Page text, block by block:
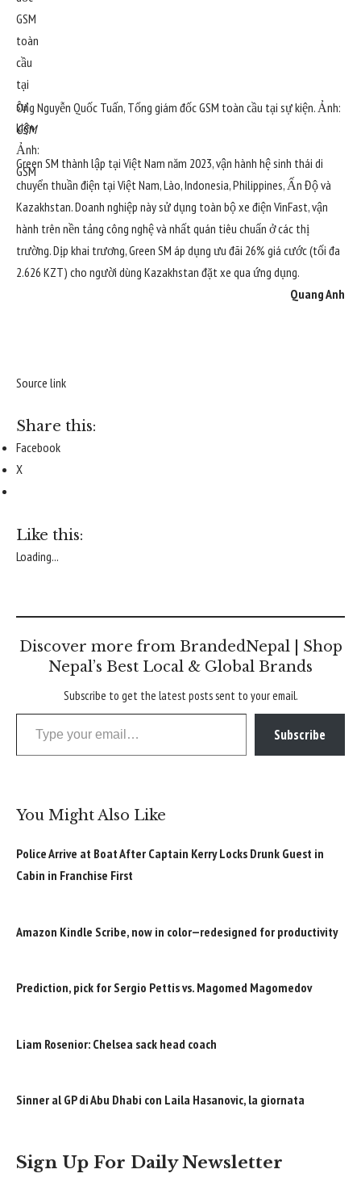
Ông Nguyễn Quốc Tuấn, Tổng giám đốc GSM toàn cầu tại sự kiện. Ảnh:
GSM
Green SM thành lập tại Việt Nam năm 2023, vận hành hệ sinh thái di
chuyển thuần điện tại Việt Nam, Lào, Indonesia, Philippines, Ấn Độ và
Kazakhstan. Doanh nghiệp này sử dụng toàn bộ xe điện VinFast, vận
hành trên nền tảng công nghệ và nhất quán tiêu chuẩn ở các thị
trường. Dịp khai trương, Green SM áp dụng ưu đãi 26% giá cước (tối đa
2.626 KZT) cho người dùng Kazakhstan đặt xe qua ứng dụng.
Quang Anh
Source link
Share this:
Facebook
X
Like this:
Loading...
Discover more from BrandedNepal | Shop
Nepal’s Best Local & Global Brands
Subscribe to get the latest posts sent to your email.
Type your email…
Subscribe
You Might Also Like
Police Arrive at Boat After Captain Kerry Locks Drunk Guest in
Cabin in Franchise First
Amazon Kindle Scribe, now in color—redesigned for productivity
Prediction, pick for Sergio Pettis vs. Magomed Magomedov
Liam Rosenior: Chelsea sack head coach
Sinner al GP di Abu Dhabi con Laila Hasanovic, la giornata
Sign Up For Daily Newsletter